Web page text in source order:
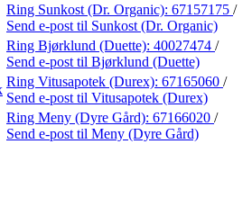
Ring Sunkost (Dr. Organic): 67157175 /
Send e-post til Sunkost (Dr. Organic)
Ring Bjørklund (Duette): 40027474 /
Send e-post til Bjørklund (Duette)
Ring Vitusapotek (Durex): 67165060 /
Send e-post til Vitusapotek (Durex)
Ring Meny (Dyre Gård): 67166020 /
Send e-post til Meny (Dyre Gård)